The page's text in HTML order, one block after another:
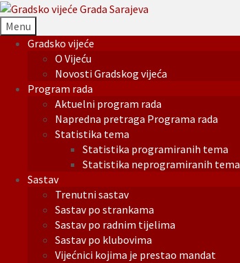
Menu
Gradsko vijeće
O Vijeću
Novosti Gradskog vijeća
Program rada
Aktuelni program rada
Napredna pretraga Programa rada
Statistika tema
Statistika programiranih tema
Statistika neprogramiranih tema
Sastav
Trenutni sastav
Sastav po strankama
Sastav po radnim tijelima
Sastav po klubovima
Vijećnici kojima je prestao mandat